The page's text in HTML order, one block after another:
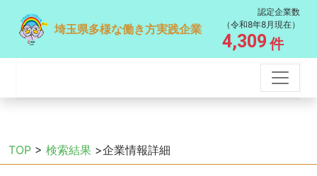
埼玉県多様な働き方実践企業
認定企業数
（令和8年8月現在）
4,309 件
TOP > 検索結果 >企業情報詳細